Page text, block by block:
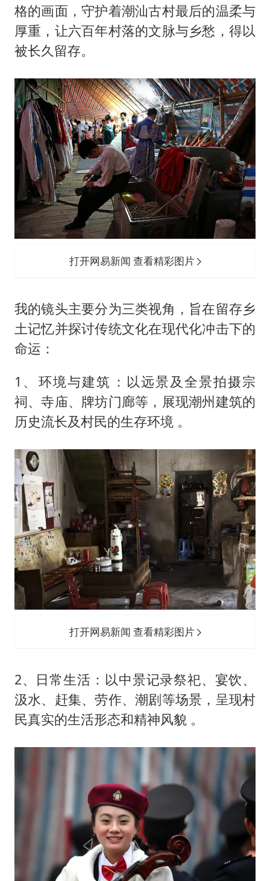
格的画面，守护着潮汕古村最后的温柔与
厚重，让六百年村落的文脉与乡愁，得以
被长久留存。
打开网易新闻 查看精彩图片
我的镜头主要分为三类视角，旨在留存乡
土记忆并探讨传统文化在现代化冲击下的
命运：
1、‌环境与建筑‌：以远景及全景拍摄宗
祠、寺庙、牌坊门廊等，展现潮州建筑的
历史流长及村民的生存环境 。
打开网易新闻 查看精彩图片
‌2、日常生活‌：以中景记录祭祀、宴饮、
汲水、赶集、劳作、潮剧等场景，呈现村
民真实的生活形态和精神风貌 。